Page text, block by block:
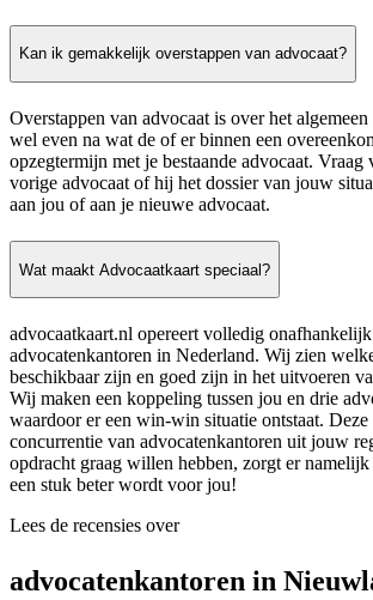
Kan ik gemakkelijk overstappen van advocaat?
Overstappen van advocaat is over het
wel even na wat de of er binnen een
opzegtermijn met je bestaande advocaat. Vraag
vorige advocaat of hij het dossier van jouw
aan jou of aan je nieuwe advocaat.
Wat maakt Advocaatkaart speciaal?
advocaatkaart.nl opereert volledig
advocatenkantoren in Nederland. Wij zien
beschikbaar zijn en goed zijn in het uitvoeren
Wij maken een koppeling tussen jou en drie
waardoor er een win-win situatie ontstaat.
concurrentie van advocatenkantoren uit jouw
opdracht graag willen hebben, zorgt er
een stuk beter wordt voor jou!
Lees de recensies over
advocatenkantoren in